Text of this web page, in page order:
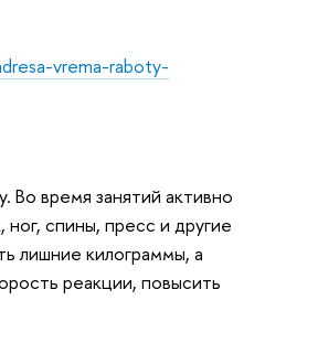
vrema-raboty-
Во время занятий активно
спины, пресс и другие
лишние килограммы, а
реакции, повысить